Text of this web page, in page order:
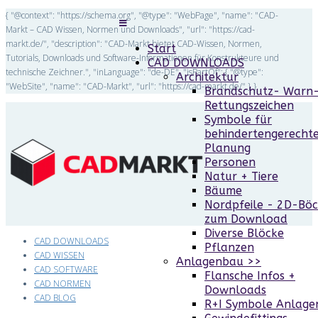
{ "@context": "https://schema.org", "@type": "WebPage", "name": "CAD-
Markt – CAD Wissen, Normen und Downloads", "url": "https://cad-
markt.de/", "description": "CAD-Markt bietet CAD-Wissen, Normen,
Tutorials, Downloads und Software-Informationen für Konstrukteure und
technische Zeichner.", "inLanguage": "de-DE", "isPartOf": { "@type":
"WebSite", "name": "CAD-Markt", "url": "https://cad-markt.de/" } }
Start
CAD DOWNLOADS
Architektur
Brandschutz-
Rettungszeichen
Symbole für
Planung
Personen
Natur + Tiere
Bäume
Nordpfeile - 2D-
zum Download
Diverse Blöcke
Pflanzen
Anlagenbau >>
Flansche Infos +
Downloads
R+I Symbole
CAD DOWNLOADS
CAD WISSEN
CAD SOFTWARE
CAD NORMEN
CAD BLOG